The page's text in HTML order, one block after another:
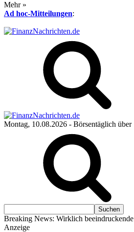
Mehr »
Ad hoc-Mitteilungen:
Montag, 10.08.2026 - Börsentäglich
Breaking News: Wirklich
Anzeige